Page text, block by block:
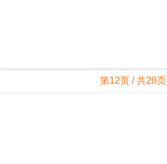
第12页 / 共28页